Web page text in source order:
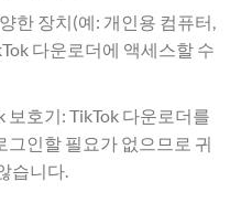
한 장치(예: 개인용 컴퓨터,
다운로더에 액세스할 수
보호기: TikTok 다운로더를
인할 필요가 없으므로 귀
습니다.